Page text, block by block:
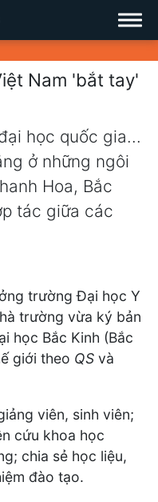
Nam 'bắt tay'
học quốc gia...
ở những ngôi
Hoa, Bắc
tác giữa các
trường Đại học Y
trường vừa ký bản
học Bắc Kinh (Bắc
giới theo QS và
viên, sinh viên;
cứu khoa học
chia sẻ học liệu,
đào tạo.